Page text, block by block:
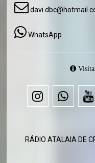
WhatsApp
RÁDIO ATALAIA DE